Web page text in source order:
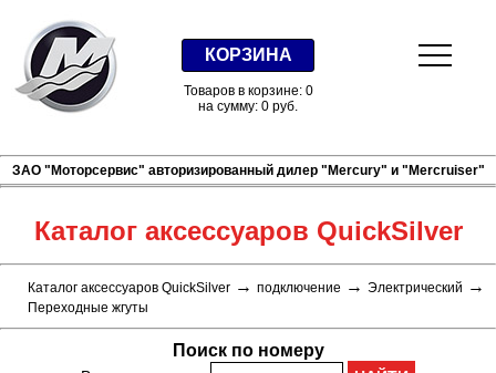
КОРЗИНА
Товаров в корзине: 0
на сумму: 0 руб.
ЗАО "Моторсервис" авторизированный дилер "Mercury" и "Mercruiser"
Каталог аксессуаров QuickSilver
Каталог аксессуаров QuickSilver → подключение → Электрический →
Переходные жгуты
Поиск по номеру